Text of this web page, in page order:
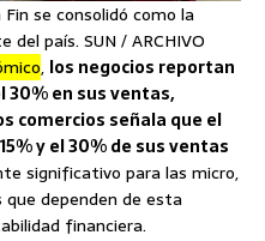
se consolidó como la
país. SUN / ARCHIVO
, los negocios reportan
30% en sus ventas,
comercios señala que el
y el 30% de sus ventas
significativo para las micro,
dependen de esta
financiera.